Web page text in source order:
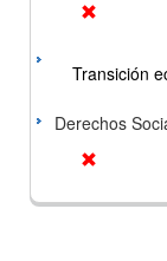
Transición
Derechos